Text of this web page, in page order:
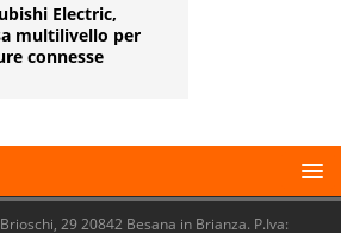
Electric,
multilivello per
connesse
29 20842 Besana in Brianza. P.Iva: